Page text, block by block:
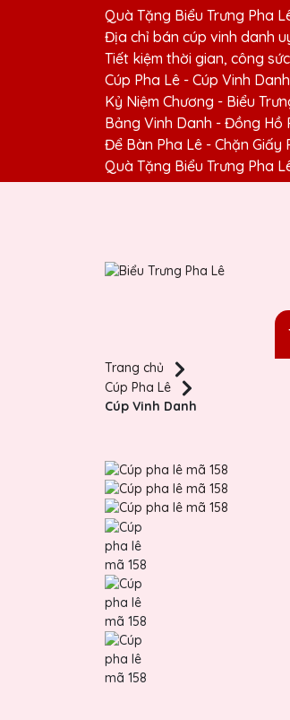
Quà Tặng Biểu Trưng Pha
Địa chỉ bán cúp vinh danh
Tiết kiệm thời gian, công
Cúp Pha Lê - Cúp Vinh
Kỷ Niệm Chương - Biểu
Bảng Vinh Danh - Đồng Hồ
Để Bàn Pha Lê - Chặn Giấy
Quà Tặng Biểu Trưng Pha
Trang chủ
Cúp Pha Lê
Cúp Vinh Danh